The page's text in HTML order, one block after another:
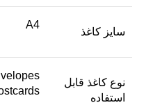
سایز کاغذ
A4
نوع کاغذ قابل
استفاده